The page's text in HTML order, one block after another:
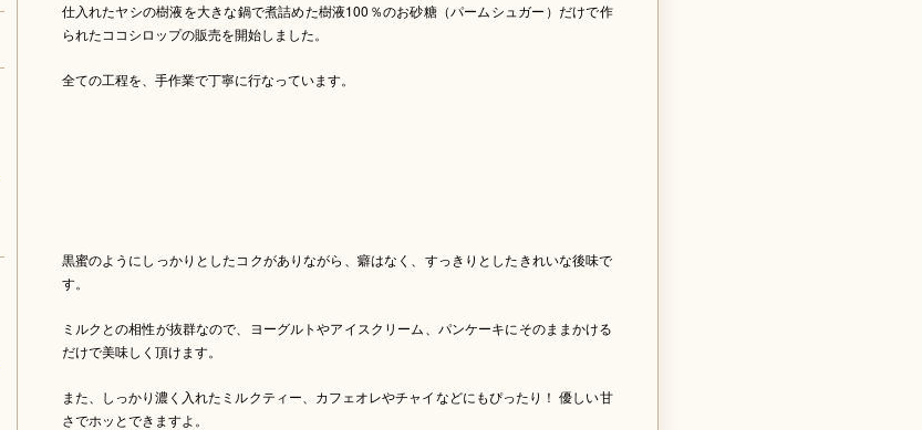
仕入れたヤシの樹液を大きな鍋で煮詰めた樹液100％のお砂糖（パームシュガー）だけで作
られたココシロップの販売を開始しました。
全ての工程を、手作業で丁寧に行なっています。
黒蜜のようにしっかりとしたコクがありながら、癖はなく、すっきりとしたきれいな後味で
す。
ミルクとの相性が抜群なので、ヨーグルトやアイスクリーム、パンケーキにそのままかける
だけで美味しく頂けます。
また、しっかり濃く入れたミルクティー、カフェオレやチャイなどにもぴったり！ 優しい甘
さでホッとできますよ。